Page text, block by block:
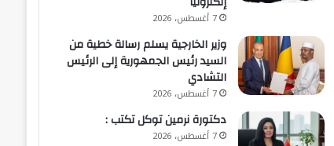
7 أغسطس، 2026
وزير الخارجية يسلم رسالة خطية من
السيد رئيس الجمهورية إلى الرئيس
التشادي
7 أغسطس، 2026
​دكتورة نرمين توكل تكتب :
7 أغسطس، 2026